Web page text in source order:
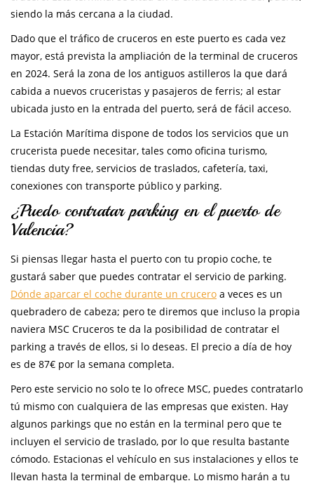
siendo la más cercana a la ciudad.
Dado que el tráfico de cruceros en este puerto es cada vez
mayor, está prevista la ampliación de la terminal de cruceros
en 2024. Será la zona de los antiguos astilleros la que dará
cabida a nuevos cruceristas y pasajeros de ferris; al estar
ubicada justo en la entrada del puerto, será de fácil acceso.
La Estación Marítima dispone de todos los servicios que un
crucerista puede necesitar, tales como oficina turismo,
tiendas duty free, servicios de traslados, cafetería, taxi,
conexiones con transporte público y parking.
¿Puedo contratar parking en el puerto de
Valencia?
Si piensas llegar hasta el puerto con tu propio coche, te
gustará saber que puedes contratar el servicio de parking.
Dónde aparcar el coche durante un crucero a veces es un
quebradero de cabeza; pero te diremos que incluso la propia
naviera MSC Cruceros te da la posibilidad de contratar el
parking a través de ellos, si lo deseas. El precio a día de hoy
es de 87€ por la semana completa.
Pero este servicio no solo te lo ofrece MSC, puedes contratarlo
tú mismo con cualquiera de las empresas que existen. Hay
algunos parkings que no están en la terminal pero que te
incluyen el servicio de traslado, por lo que resulta bastante
cómodo. Estacionas el vehículo en sus instalaciones y ellos te
llevan hasta la terminal de embarque. Lo mismo harán a tu